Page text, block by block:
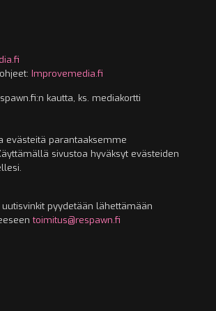
Improvemedia.fi
kautta, ks. mediakortti
evästeitä parantaaksemme
sivustoa hyväksyt evästeiden
pyydetään lähettämään
toimitus@respawn.fi